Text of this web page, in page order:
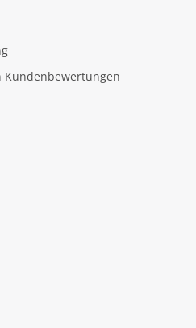
Kundenbewertungen